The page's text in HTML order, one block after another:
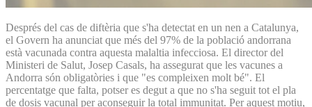
Després del cas de diftèria que s'ha detectat en un nen a Catalunya,
el Govern ha anunciat que més del 97% de la població andorrana
està vacunada contra aquesta malaltia infecciosa. El director del
Ministeri de Salut, Josep Casals, ha assegurat que les vacunes a
Andorra són obligatòries i que "es compleixen molt bé". El
percentatge que falta, potser es degut a que no s'ha seguit tot el pla
de dosis vacunal per aconseguir la total immunitat. Per aquest motiu,